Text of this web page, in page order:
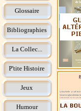
Glossaire
Bibliographies
La Collec...
P'tite Histoire
Jeux
Humour